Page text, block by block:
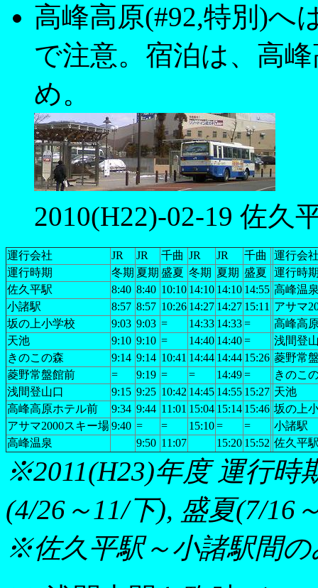
高峰高原(#92,特別)へ
で注意。宿泊は、高
め。
2010(H22)-02-19 佐久
運行会社 JR JR 千曲 JR JR 千曲
運行会
運行時期
冬期 夏期 盛夏 冬期 夏期 盛夏
運行時
佐久平駅
8:40 8:40 10:10 14:10 14:10 14:55 高峰温
小諸駅
8:57 8:57 10:26 14:27 14:27 15:11 アサマ
坂の上小学校
9:03 9:03 = 14:33 14:33=
高峰高
天池
9:10 9:10 = 14:40 14:40=
浅間登
きのこの森
9:14 9:14 10:41 14:44 14:44 15:26 菱野常
菱野常盤館前
= 9:19 = = 14:49=
きのこ
浅間登山口
9:15 9:25 10:42 14:45 14:55 15:27 天池
高峰高原ホテル前
9:34 9:44 11:01 15:04 15:14 15:46 坂の上
アサマ2000スキー場9:40 = = 15:10= =
小諸駅
高峰温泉
9:50 11:07 15:20 15:52 佐久平
※2011(H23)年度 運行時
(4/26～11/下), 盛夏(7/16
※佐久平駅～小諸駅間